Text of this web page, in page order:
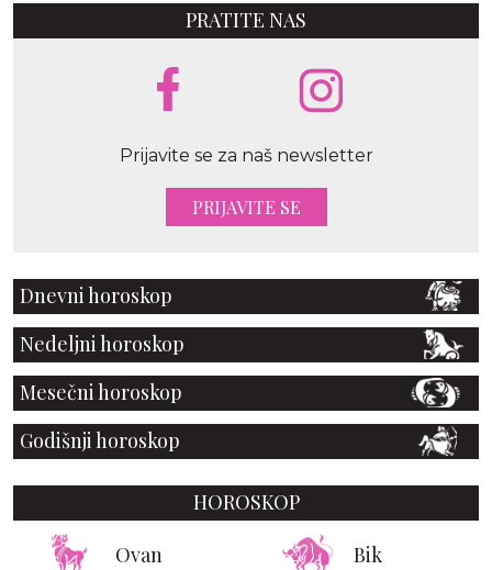
PRATITE NAS
Prijavite se za naš newsletter
PRIJAVITE SE
Dnevni horoskop
Nedeljni horoskop
Mesečni horoskop
Godišnji horoskop
HOROSKOP
Ovan Bik